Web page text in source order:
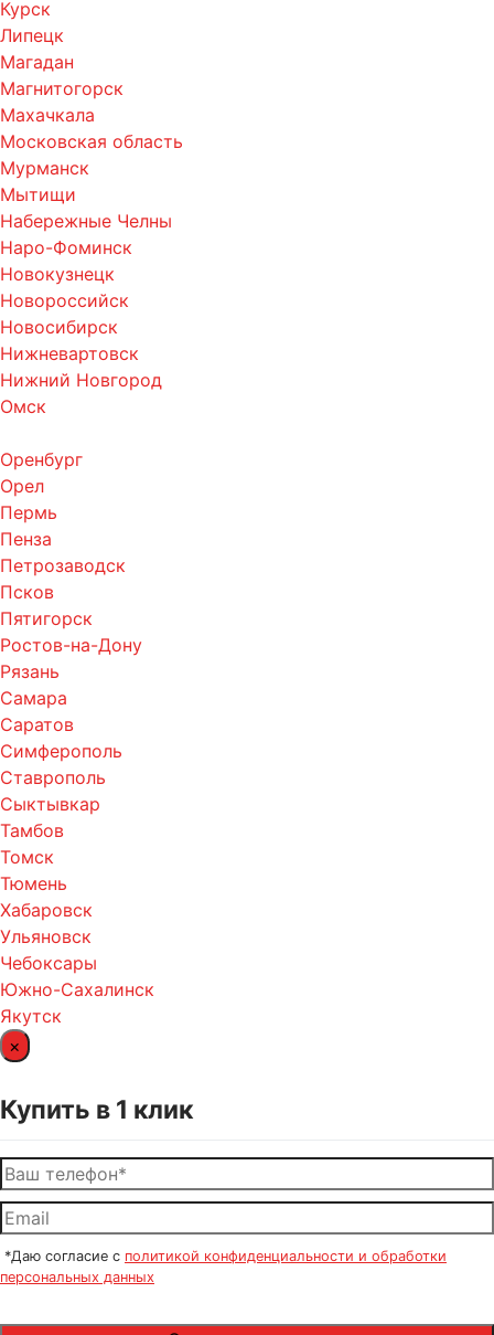
Курск
Липецк
Магадан
Магнитогорск
Махачкала
Московская область
Мурманск
Мытищи
Набережные Челны
Наро-Фоминск
Новокузнецк
Новороссийск
Новосибирск
Нижневартовск
Нижний Новгород
Омск
Оренбург
Орел
Пермь
Пенза
Петрозаводск
Псков
Пятигорск
Ростов-на-Дону
Рязань
Самара
Саратов
Симферополь
Ставрополь
Сыктывкар
Тамбов
Томск
Тюмень
Хабаровск
Ульяновск
Чебоксары
Южно-Сахалинск
Якутск
×
Купить в 1 клик
*Даю согласие с политикой конфиденциальности и обработки
персональных данных